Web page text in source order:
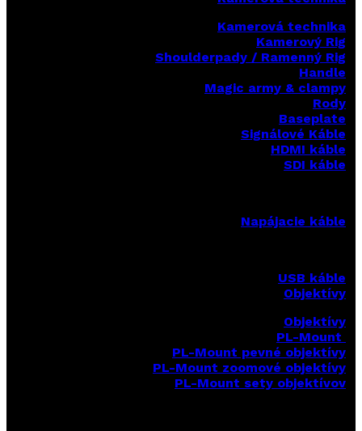
Kamerová technika
Kamerový Rig
Shoulderpady / Ramenný Rig
Handle
Magic army & clampy
Rody
Baseplate
Signálové Káble
HDMI káble
SDI káble
Napájacie káble
USB káble
Objektívy
Objektívy
PL-Mount
PL-Mount pevné objektívy
PL-Mount zoomové objektívy
PL-Mount sety objektívov